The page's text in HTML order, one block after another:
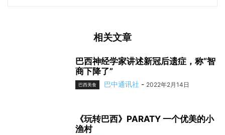
相关文章
巴西神经学家讲述新冠后遗症，称“智
商下降了”
巴西美食 巴中通讯社 - 2022年2月14日
《玩转巴西》PARATY 一个优美的小
渔村